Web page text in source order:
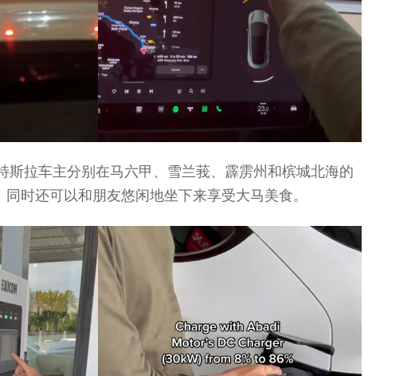
斯拉车主分别在马六甲、雪兰莪、霹雳州和槟城北海的
时还可以和朋友悠闲地坐下来享受大马美食。